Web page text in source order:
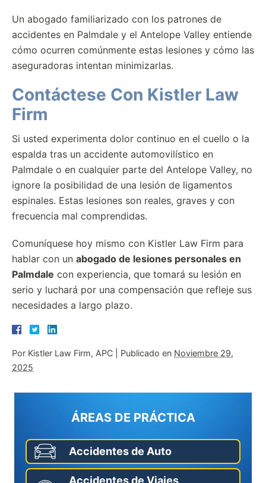
Un abogado familiarizado con los patrones de
accidentes en Palmdale y el Antelope Valley entiende
cómo ocurren comúnmente estas lesiones y cómo las
aseguradoras intentan minimizarlas.
Contáctese Con Kistler Law
Firm
Si usted experimenta dolor continuo en el cuello o la
espalda tras un accidente automovilístico en
Palmdale o en cualquier parte del Antelope Valley, no
ignore la posibilidad de una lesión de ligamentos
espinales. Estas lesiones son reales, graves y con
frecuencia mal comprendidas.
Comuníquese hoy mismo con Kistler Law Firm para
hablar con un abogado de lesiones personales en
Palmdale con experiencia, que tomará su lesión en
serio y luchará por una compensación que refleje sus
necesidades a largo plazo.
Por Kistler Law Firm, APC Publicado en Noviembre 29,
2025
ÁREAS DE PRÁCTICA
Accidentes de Auto
Accidentes de Viajes